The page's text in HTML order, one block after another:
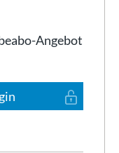
Angebot